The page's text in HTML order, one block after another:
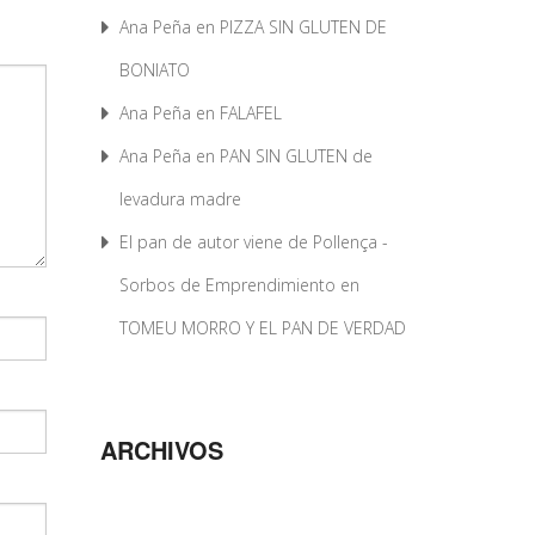
Ana Peña en PIZZA SIN GLUTEN DE
BONIATO
Ana Peña en FALAFEL
Ana Peña en PAN SIN GLUTEN de
levadura madre
El pan de autor viene de Pollença -
Sorbos de Emprendimiento en
TOMEU MORRO Y EL PAN DE VERDAD
ARCHIVOS